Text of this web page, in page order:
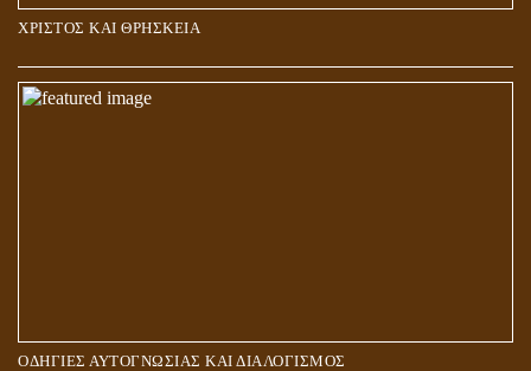
ΧΡΙΣΤΟΣ ΚΑΙ ΘΡΗΣΚΕΙΑ
ΟΔΗΓΙΕΣ ΑΥΤΟΓΝΩΣΙΑΣ ΚΑΙ ΔΙΑΛΟΓΙΣΜΟΣ
ΠΟΙΟΙ ΕΠΙΛΕΓΟΥΝ ΤΟΝ ΔΡΟΜΟ ΤΗΣ ΑΛΗΘΕΙΑΣ;